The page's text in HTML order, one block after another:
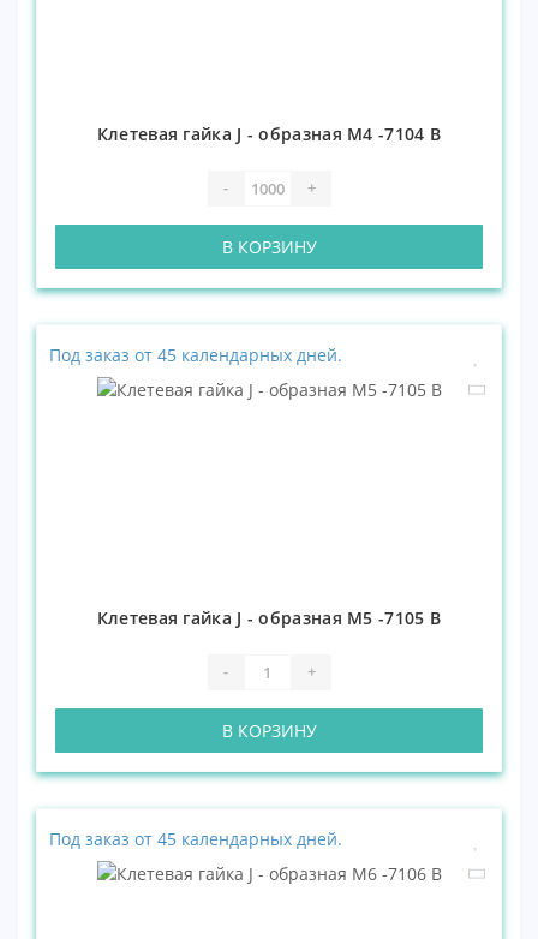
Клетевая гайка J - образная М4 -7104 В
- +
В КОРЗИНУ
Под заказ от 45 календарных дней.
Клетевая гайка J - образная М5 -7105 В
- +
В КОРЗИНУ
Под заказ от 45 календарных дней.